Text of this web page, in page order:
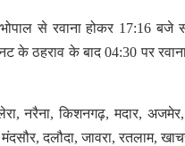
से रवाना होकर 17:16
के ठहराव के बाद 04:30 पर
नरैना, किशनगढ़, मदार, अजमेर,
दलौदा, जावरा, रतलाम,